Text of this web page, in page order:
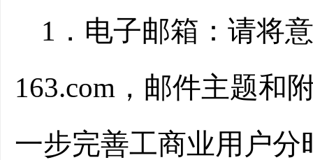
1．电子邮箱：请将
163.com，邮件主题和
一步完善工商业用户分